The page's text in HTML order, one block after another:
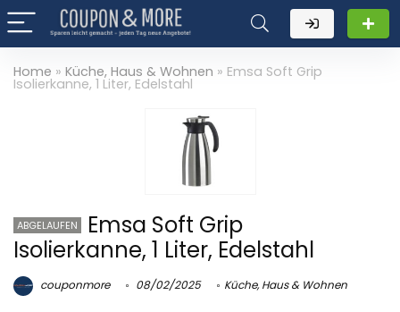
Home » Küche, Haus & Wohnen » Emsa Soft Grip
Isolierkanne, 1 Liter, Edelstahl
ABGELAUFEN
Emsa Soft Grip
Isolierkanne, 1 Liter, Edelstahl
couponmore 08/02/2025 Küche, Haus & Wohnen